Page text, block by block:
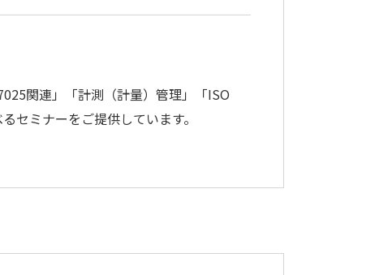
関連」「計測（計量）管理」「ISO
セミナーをご提供しています。